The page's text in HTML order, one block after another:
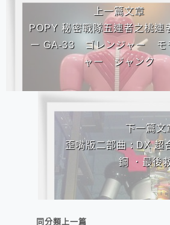
上一篇文章
POPY 秘密戰隊五連者之桃連
ー GA-33 ゴレンジャー モ
ャー ジャンク
下一篇文
歪嘴版二部曲 : DX 超
鋼 ．最後
同分類上一篇